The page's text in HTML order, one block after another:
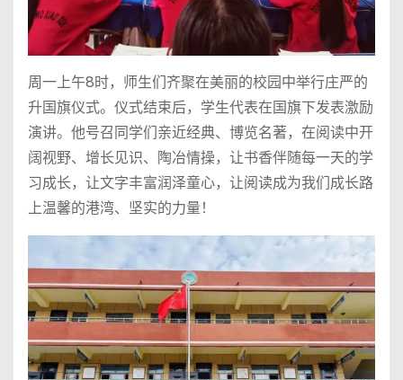
周一上午8时，师生们齐聚在美丽的校园中举行庄严的
升国旗仪式。仪式结束后，学生代表在国旗下发表激励
演讲。他号召同学们亲近经典、博览名著，在阅读中开
阔视野、增长见识、陶冶情操，让书香伴随每一天的学
习成长，让文字丰富润泽童心，让阅读成为我们成长路
上温馨的港湾、坚实的力量！